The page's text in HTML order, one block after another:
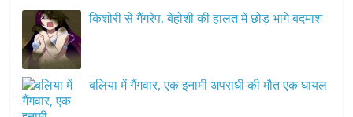
किशोरी से गैंगरेप, बेहोशी की हालत में छोड़ भागे बदमाश
बलिया में गैंगवार, एक इनामी अपराधी की मौत एक घायल